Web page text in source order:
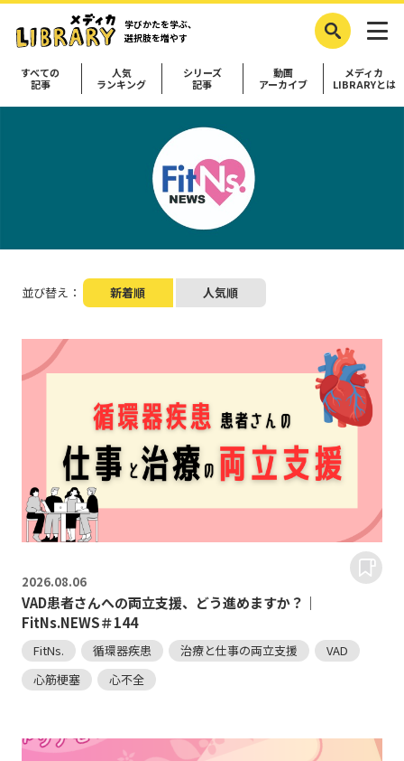
学びかたを学ぶ、
選択肢を増やす
すべての
記事
人気
ランキング
シリーズ
記事
動画
アーカイブ
メディカ
LIBRARYとは
並び替え： 新着順 人気順
2026.08.06
VAD患者さんへの両立支援、どう進めますか？｜
FitNs.NEWS＃144
FitNs. 循環器疾患 治療と仕事の両立支援
VAD
心筋梗塞
心不全